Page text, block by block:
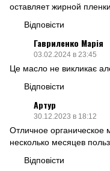
оставляет жирной пленки
Відповісти
Гавриленко Марія
03.02.2024 в 23:45
Це масло не викликає
Відповісти
Артур
30.12.2023 в 18:12
Отличное
несколько месяцев
Відповісти